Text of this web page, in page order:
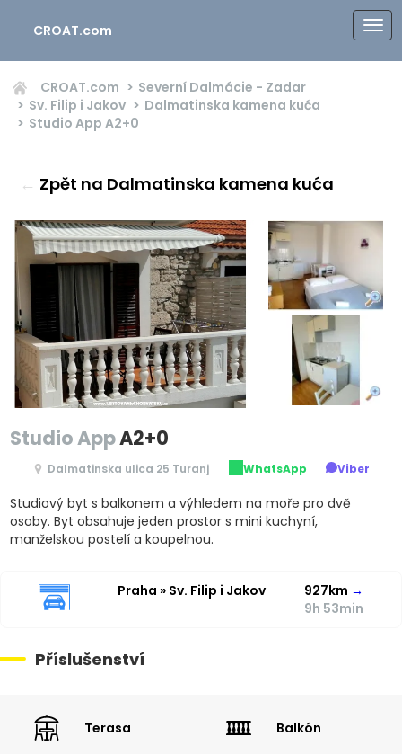
CROAT.com
CROAT.com
Severní Dalmácie - Zadar
Sv. Filip i Jakov
Dalmatinska kamena kuća
Studio App A2+0
← Zpět na Dalmatinska kamena kuća
Studio AppA2+0
Dalmatinska ulica 25 Turanj WhatsApp Viber
Studiový byt s balkonem a výhledem na moře pro dvě
osoby. Byt obsahuje jeden prostor s mini kuchyní,
manželskou postelí a koupelnou.
Praha » Sv. Filip i Jakov 927km →
9h 53min
Příslušenství
Terasa Balkón